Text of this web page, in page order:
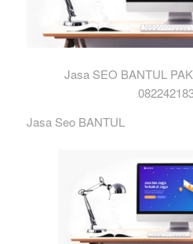
Jasa SEO BANTUL
Jasa Seo BANTUL